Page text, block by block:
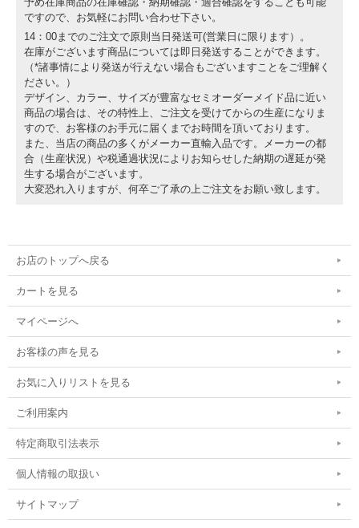
ですので、お気軽にお問い合わせ下さい。
14：00までのご注文で原則当日発送可(営業日に限ります）。
在庫がございます商品については即日発送することができます。
（*諸事情により発送が行えない場合もございますことをご理解く
ださい。）
デザイン、カラー、サイズが豊富なセミオーダーメイド品に近い
商品の場合は、その特性上、ご注文を受けてからの生産になりま
すので、お客様のお手元に届くまでお時間を頂いております。
また、当店の商品の多くがメーカー直輸入品です。メーカーの都
合（生産状況）や税通過状況によりお知らせした納期の遅延が発
生する場合がございます。
大変恐れ入りますが、何卒ご了承の上ご注文をお願い致します。
お店のトップへ戻る
カートを見る
マイページへ
お客様の声を見る
お気に入りリストを見る
ご利用案内
特定商取引法表示
個人情報の取扱い
サイトマップ